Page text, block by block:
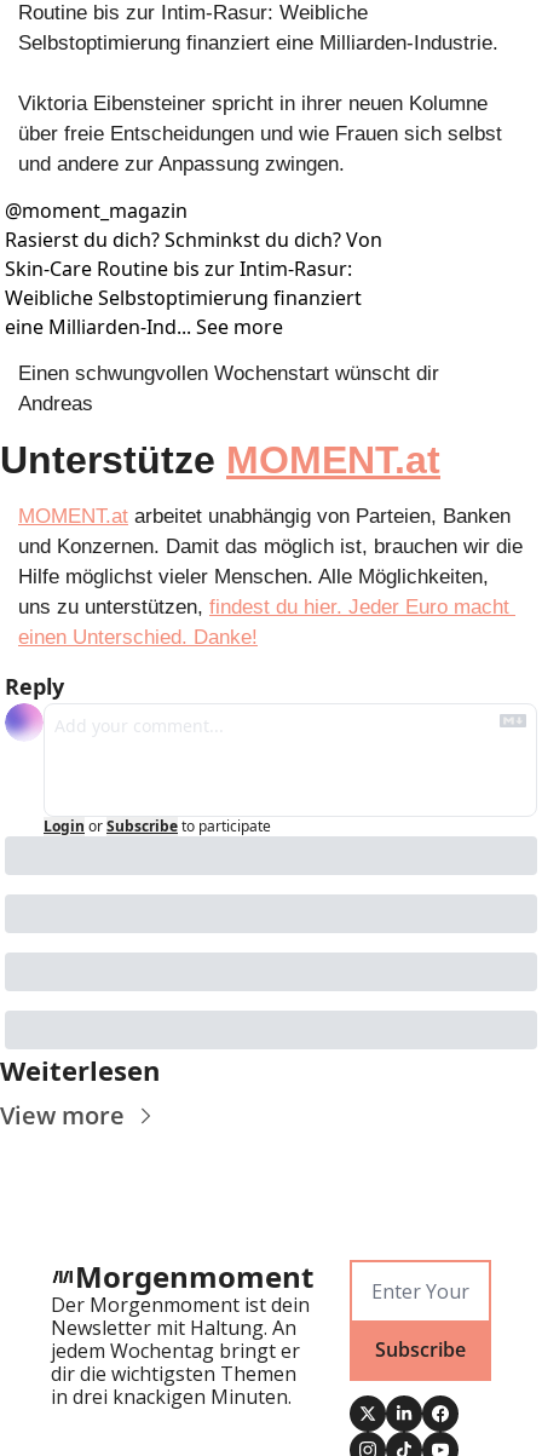
Routine bis zur Intim-Rasur: Weibliche
Selbstoptimierung finanziert eine Milliarden-Industrie.
Viktoria Eibensteiner spricht in ihrer neuen Kolumne
über freie Entscheidungen und wie Frauen sich selbst
und andere zur Anpassung zwingen.
@moment_magazin
Rasierst du dich? Schminkst du dich? Von
Skin-Care Routine bis zur Intim-Rasur:
Weibliche Selbstoptimierung finanziert
eine Milliarden-Ind... See more
Einen schwungvollen Wochenstart wünscht dir
Andreas
Unterstütze MOMENT.at
MOMENT.at arbeitet unabhängig von Parteien, Banken
und Konzernen. Damit das möglich ist, brauchen wir die
Hilfe möglichst vieler Menschen. Alle Möglichkeiten,
uns zu unterstützen, findest du hier. Jeder Euro macht
einen Unterschied. Danke!
Reply
Login orSubscribeto participate
Weiterlesen
View more
Morgenmoment
Der Morgenmoment ist dein
Newsletter mit Haltung. An
jedem Wochentag bringt er
dir die wichtigsten Themen
in drei knackigen Minuten.
Subscribe